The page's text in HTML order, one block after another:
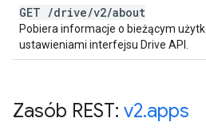
GET /drive/v2/about
Pobiera informacje o bieżącym
ustawieniami interfejsu Drive API.
Zasób REST: v2.apps